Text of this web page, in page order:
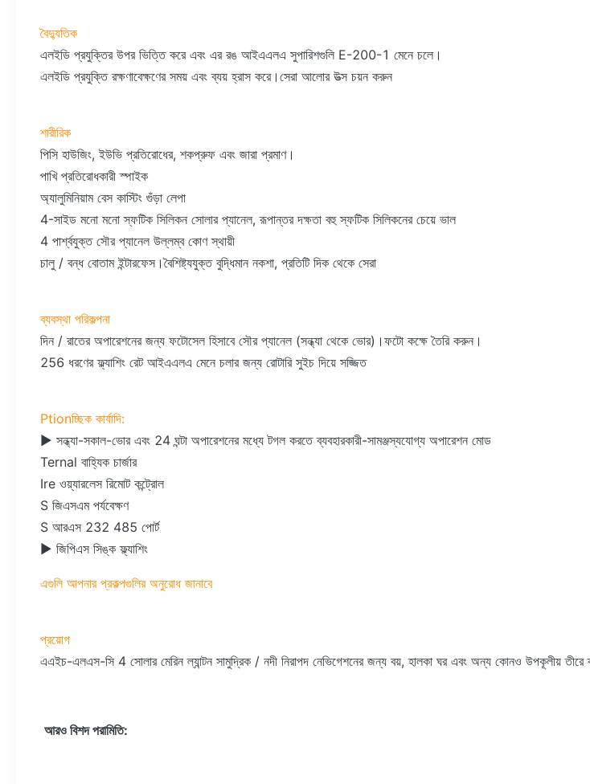
বৈদ্যুতিক
এলইডি প্রযুক্তির উপর ভিত্তি করে এবং এর রঙ আইএএলএ সুপারিশগুলি E-200-1 মেনে চলে।
এলইডি প্রযুক্তি রক্ষণাবেক্ষণের সময় এবং ব্যয় হ্রাস করে।সেরা আলোর উত্স চয়ন করুন
শারীরিক
পিসি হাউজিং, ইউভি প্রতিরোধের, শকপ্রুফ এবং জারা প্রমাণ।
পাখি প্রতিরোধকারী স্পাইক
অ্যালুমিনিয়াম বেস কাস্টিং গুঁড়া লেপা
4-সাইড মনো মনো স্ফটিক সিলিকন সোলার প্যানেল, রূপান্তর দক্ষতা বহু স্ফটিক সিলিকনের চেয়ে ভাল
4 পার্শ্বযুক্ত সৌর প্যানেল উল্লম্ব কোণ স্থায়ী
চালু / বন্ধ বোতাম ইন্টারফেস।বৈশিষ্ট্যযুক্ত বুদ্ধিমান নকশা, প্রতিটি দিক থেকে সেরা
ব্যবস্থা পরিকল্পনা
দিন / রাতের অপারেশনের জন্য ফটোসেল হিসাবে সৌর প্যানেল (সন্ধ্যা থেকে ভোর)।ফটো কক্ষে তৈরি করুন।
256 ধরণের ফ্ল্যাশিং রেট আইএএলএ মেনে চলার জন্য রোটারি সুইচ দিয়ে সজ্জিত
Ptionচ্ছিক কার্যাদি:
► সন্ধ্যা-সকাল-ভোর এবং 24 ঘন্টা অপারেশনের মধ্যে টগল করতে ব্যবহারকারী-সামঞ্জস্যযোগ্য অপারেশন মোড
Ternal বাহ্যিক চার্জার
Ire ওয়্যারলেস রিমোট কন্ট্রোল
S জিএসএম পর্যবেক্ষণ
S আরএস 232 485 পোর্ট
► জিপিএস সিঙ্ক ফ্ল্যাশিং
এগুলি আপনার প্রকল্পগুলির অনুরোধ জানাবে
প্রয়োগ
এএইচ-এলএস-সি 4 সোলার মেরিন ল্যান্টন সামুদ্রিক / নদী নিরাপদ নেভিগেশনের জন্য বয়, হালকা ঘর এবং অন্য কোনও উপকূলীয়
আরও বিশদ পরামিতি: